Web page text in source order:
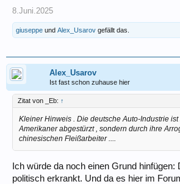
8.Juni.2025
giuseppe und Alex_Usarov gefällt das.
Alex_Usarov
Ist fast schon zuhause hier
Zitat von _Eb: ↑
Kleiner Hinweis . Die deutsche Auto-Industrie
Amerikaner abgestürzt , sondern durch ihre
chinesischen Fleißarbeiter ....
Ich würde da noch einen Grund hinfügen:
politisch erkrankt. Und da es hier im